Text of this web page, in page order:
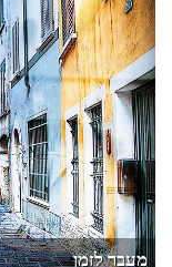
מעבר לזמן